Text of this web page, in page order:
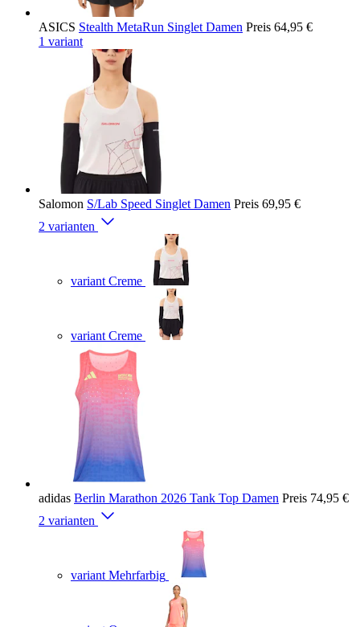
ASICS Stealth MetaRun Singlet Damen Preis 64,95 €
1 variant
Salomon S/Lab Speed Singlet Damen Preis 69,95 €
2 varianten
variant Creme
variant Creme
adidas Berlin Marathon 2026 Tank Top Damen Preis 74,95 €
2 varianten
variant Mehrfarbig